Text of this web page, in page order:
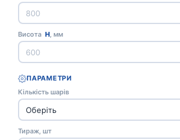
Висота H, мм
ПАРАМЕТРИ
Кількість шарів
Тираж, шт